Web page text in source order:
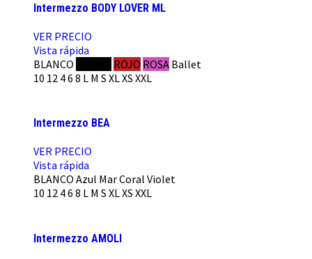
Intermezzo BODY LOVER ML
VER PRECIO
Vista rápida
BLANCO
ROJO ROSA Ballet
10 12 46 8 L M S XLXS XXL
Intermezzo BEA
VER PRECIO
Vista rápida
BLANCO Azul MarCoral Violet
10 12 46 8 L M S XLXS XXL
Intermezzo AMOLI